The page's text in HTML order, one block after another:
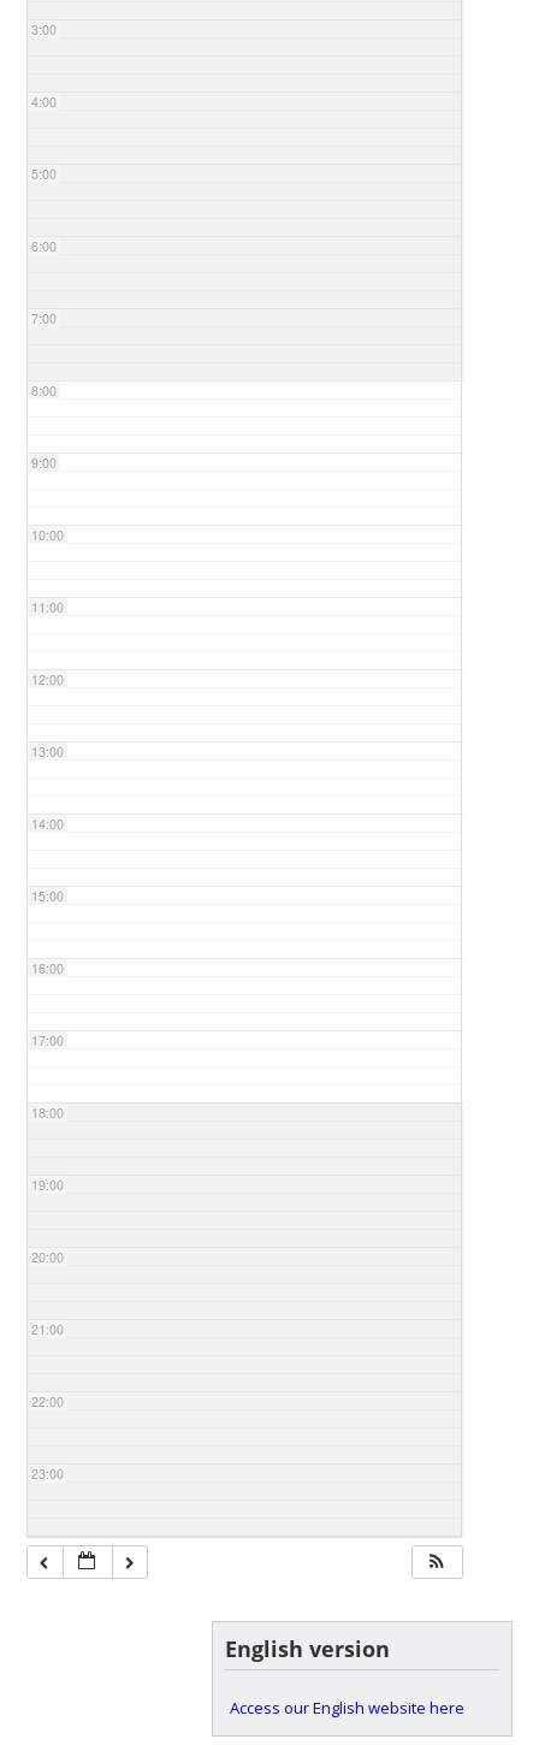
3:00
4:00
5:00
6:00
7:00
8:00
9:00
10:00
11:00
12:00
13:00
14:00
15:00
16:00
17:00
18:00
19:00
20:00
21:00
22:00
23:00
English version
Access our English website here